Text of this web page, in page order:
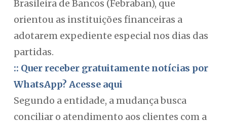
Brasileira de Bancos (Febraban), que
orientou as instituições financeiras a
adotarem expediente especial nos dias das
partidas.
:: Quer receber gratuitamente notícias por
WhatsApp? Acesse aqui
Segundo a entidade, a mudança busca
conciliar o atendimento aos clientes com a